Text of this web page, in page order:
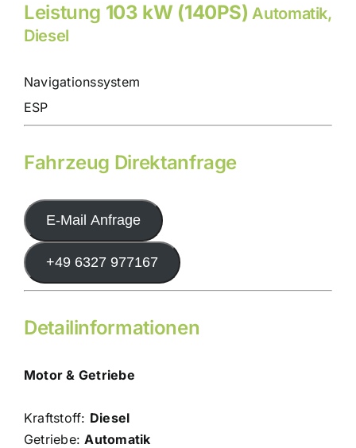
Leistung 103 kW (140PS) Automatik,
Diesel
Navigationssystem
ESP
Fahrzeug Direktanfrage
E-Mail Anfrage
+49 6327 977167
Detailinformationen
Motor & Getriebe
Kraftstoff: Diesel
Getriebe: Automatik